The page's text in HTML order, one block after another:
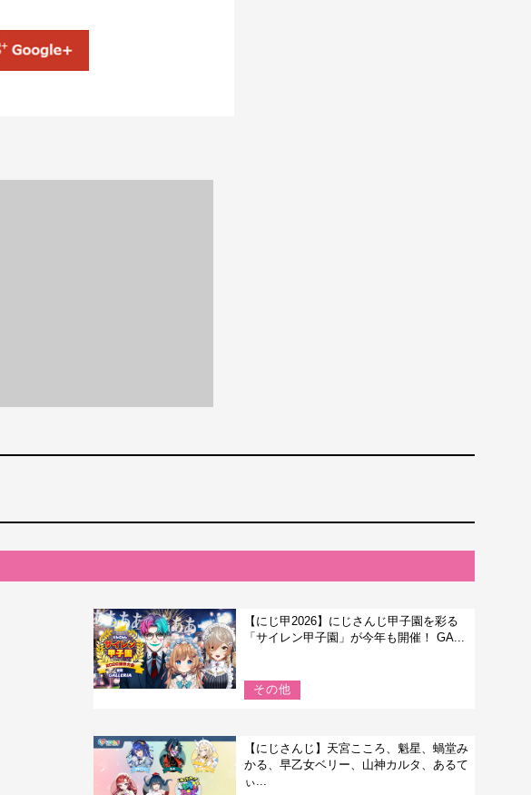
【にじ甲2026】にじさんじ甲子園を彩る
「サイレン甲子園」が今年も開催！ GA...
その他
【にじさんじ】天宮こころ、魁星、蝸堂み
かる、早乙女ベリー、山神カルタ、あるて
ぃ...